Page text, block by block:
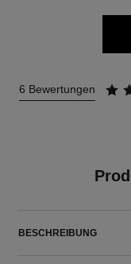
6 Bewertungen
BESCHREIBUNG